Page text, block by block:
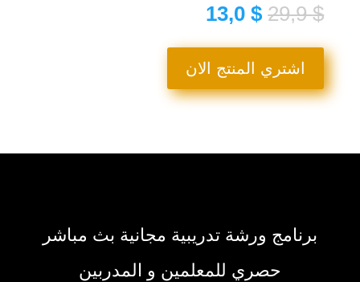
29,9$ السعر
الأصلي
هو:
29,9 $.
13,0$ السعر
هو:
13,0 $.
اشتري المنتج الان
برنامج ورشة تدريبية مجانية بث مباشر
حصري للمعلمين و المدربين